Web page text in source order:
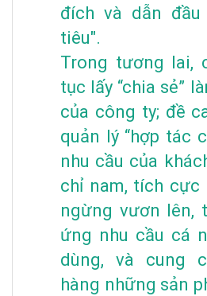
đích và dẫn
tiêu".
Trong tương lai,
tục lấy “chia sẻ”
của công ty; đề
quản lý “hợp tác
nhu cầu của
chỉ nam, tích cực
ngừng vươn lên,
ứng nhu cầu cá
dùng, và cung
hàng những sản